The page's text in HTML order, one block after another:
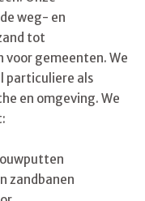
weg- en
tot
gemeenten. We
particuliere als
en omgeving. We
zandbanen